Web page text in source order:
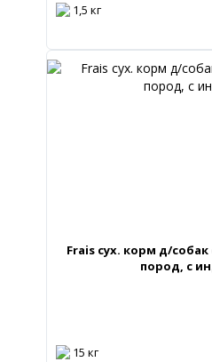
1,5 кг
Frais сух. корм д/
пород, с
15 кг